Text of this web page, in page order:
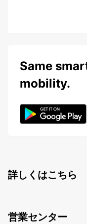
Same
mobility.
詳しくはこちら
営業センター